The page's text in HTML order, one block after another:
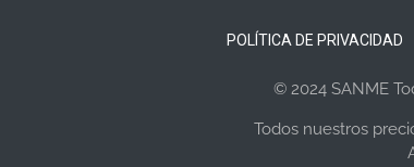
POLÍTICA DE PRIVACIDAD
© 2024 SANME
Todos nuestros